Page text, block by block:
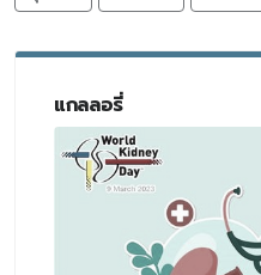
แกลลอรี่